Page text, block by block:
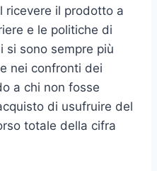
ricevere il prodotto a
e le politiche di
si sono sempre più
nei confronti dei
a chi non fosse
di usufruire del
totale della cifra